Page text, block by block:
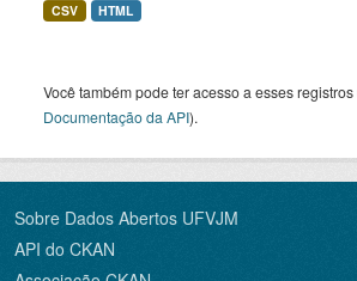
CSV HTML
Você também pode ter acesso a esses
Documentação da API).
Sobre Dados Abertos UFVJM
API do CKAN